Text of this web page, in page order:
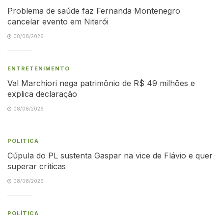
Problema de saúde faz Fernanda Montenegro
cancelar evento em Niterói
08/08/2026
ENTRETENIMENTO
Val Marchiori nega patrimônio de R$ 49 milhões e
explica declaração
08/08/2026
POLÍTICA
Cúpula do PL sustenta Gaspar na vice de Flávio e quer
superar críticas
08/08/2026
POLÍTICA